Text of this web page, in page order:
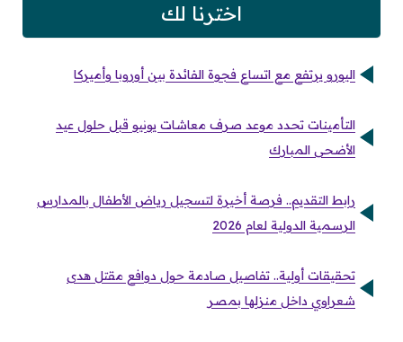
اخترنا لك
اليورو يرتفع مع اتساع فجوة الفائدة بين أوروبا وأميركا
التأمينات تحدد موعد صرف معاشات يونيو قبل حلول عيد
الأضحى المبارك
رابط التقديم.. فرصة أخيرة لتسجيل رياض الأطفال بالمدارس
الرسمية الدولية لعام 2026
تحقيقات أولية.. تفاصيل صادمة حول دوافع مقتل هدى
شعراوي داخل منزلها بمصر